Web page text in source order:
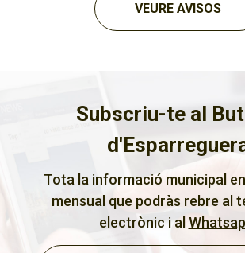
VEURE AVISOS
Subscriu-te al
Tota la informació municipal
mensual que podràs rebre al
electrònic i al